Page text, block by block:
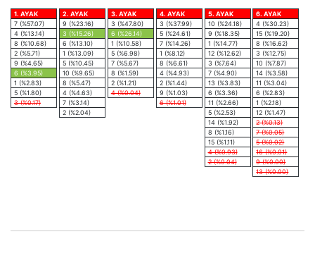
1. AYAK
7 (%57.07)
4 (%13.14)
8 (%10.68)
2 (%5.71)
9 (%4.65)
6 (%3.95)
1 (%2.83)
5 (%1.80)
3 (%0.17)
2. AYAK
9 (%23.16)
3 (%15.26)
6 (%13.10)
1 (%13.09)
5 (%10.45)
10 (%9.65)
8 (%5.47)
4 (%4.63)
7 (%3.14)
2 (%2.04)
3. AYAK
3 (%47.80)
6 (%26.14)
1 (%10.58)
5 (%6.98)
7 (%5.67)
8 (%1.59)
2 (%1.21)
4 (%0.04)
4. AYAK
3 (%37.99)
5 (%24.61)
7 (%14.26)
1 (%8.12)
8 (%6.61)
4 (%4.93)
2 (%1.44)
9 (%1.03)
6 (%1.01)
5. AYAK
10 (%24.18)
9 (%18.35)
1 (%14.77)
12 (%12.62)
3 (%7.64)
7 (%4.90)
13 (%3.83)
6 (%3.36)
11 (%2.66)
5 (%2.53)
14 (%1.92)
8 (%1.16)
15 (%1.11)
4 (%0.93)
2 (%0.04)
6. AYAK
4 (%30.23)
15 (%19.20)
8 (%16.62)
3 (%12.75)
10 (%7.87)
14 (%3.58)
11 (%3.04)
6 (%2.83)
1 (%2.18)
12 (%1.47)
2 (%0.13)
7 (%0.05)
5 (%0.02)
16 (%0.01)
9 (%0.00)
13 (%0.00)